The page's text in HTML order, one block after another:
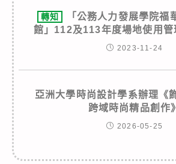
轉知
「公務人力發展學院福
館」112及113年度場地使用管
2023-11-24
亞洲大學時尚設計學系辦理《
跨域時尚精品創作》
2026-05-25